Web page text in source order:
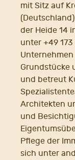
mit Sitz auf
der Heide 14
unter +49
Grundstücke
und betreut
Architekten
und
Pflege der
sich unter